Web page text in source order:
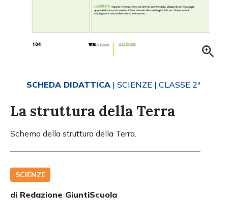
SCHEDA DIDATTICA | SCIENZE | CLASSE 2ª
La struttura della Terra
Schema della struttura della Terra.
SCIENZE
di Redazione GiuntiScuola